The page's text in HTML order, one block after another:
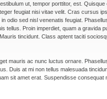
ut, tempor porttitor, est.
feugiat nisi vitae velit. Cras cursus
odio sed nisl venenatis feugiat.
tellus. Proin imperdiet, quam a gravida
tincidunt. Class aptent taciti
mauris ac nunc luctus ornare.
Duis at mi non tellus malesuada
sit amet erat. Suspendisse consequat